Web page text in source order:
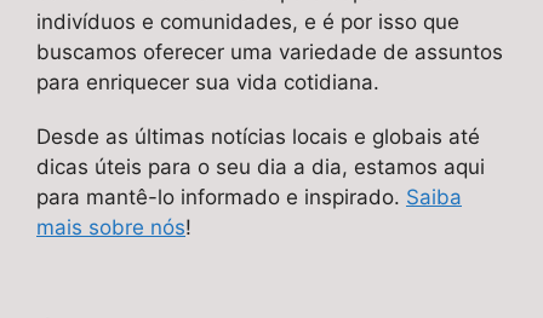
indivíduos e comunidades, e é por isso que
buscamos oferecer uma variedade de assuntos
para enriquecer sua vida cotidiana.
Desde as últimas notícias locais e globais até
dicas úteis para o seu dia a dia, estamos aqui
para mantê-lo informado e inspirado. Saiba
mais sobre nós!